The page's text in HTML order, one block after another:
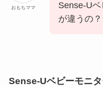
おもちママ
Sense-U
が違うの？
Sense-Uベビーモニ